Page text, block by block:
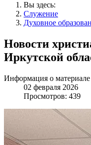
Вы здесь:
Служение
Духовное
Новости
Иркутской
Информация о материале
02 февраля 2026
Просмотров: 439